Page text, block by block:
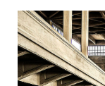
Pour accéder au
d'essai et usine
Realy Easy Star/